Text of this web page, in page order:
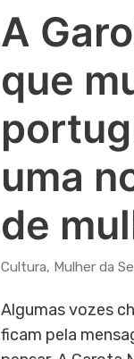
A
que
uma
de
Cultura, Mulher da
Algumas vozes
ficam pela